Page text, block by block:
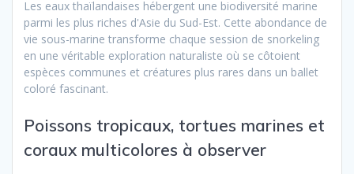
Les eaux thaïlandaises hébergent une biodiversité marine
parmi les plus riches d'Asie du Sud-Est. Cette abondance de
vie sous-marine transforme chaque session de snorkeling
en une véritable exploration naturaliste où se côtoient
espèces communes et créatures plus rares dans un ballet
coloré fascinant.
Poissons tropicaux, tortues marines et
coraux multicolores à observer